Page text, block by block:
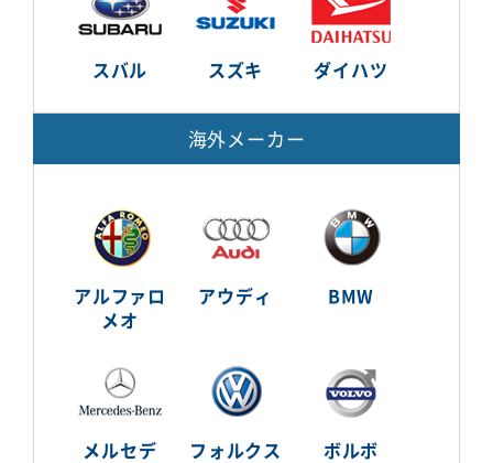
スバル スズキ ダイハツ
海外メーカー
アルファロ
メオ
アウディ BMW
メルセデ
フォルクス
ボルボ